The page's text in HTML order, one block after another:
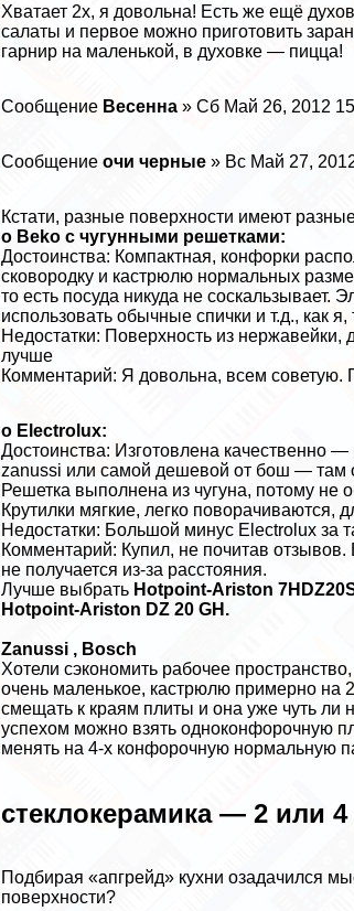
Хватает 2х, я довольна! Есть же ещё
салаты и первое можно приготовить
гарнир на маленькой, в духовке — пицца!
Сообщение Весенна » Сб Май 26, 2012
Сообщениеочи черные » Вс Май 27,
Кстати, разные поверхности имеют
о Beko с чугунными решетками:
Достоинства: Компактная, конфорки
сковородку и кастрюлю нормальных
то есть посуда никуда не
использовать обычные спички и т.д., как
Недостатки: Поверхность из
лучше
Комментарий: Я довольна, всем советую.
о Electrolux:
Достоинства: Изготовлена качественно —
zanussi или самой дешевой от бош — там
Решетка выполнена из чугуна, потому не
Крутилки мягкие, легко поворачиваются,
Недостатки: Большой минус Electrolux за
Комментарий: Купил, не почитав
не получается из-за расстояния.
Лучше выбрать Hotpoint-Ariston
Hotpoint-Ariston DZ 20 GH.
Zanussi , Bosch
Хотели сэкономить рабочее
очень маленькое, кастрюлю примерно на
смещать к краям плиты и она уже чуть ли
успехом можно взять одноконфорочную
менять на 4-х конфорочную нормальную
стеклокерамика — 2 или
Подбирая «апгрейд» кухни озадачился
поверхности?